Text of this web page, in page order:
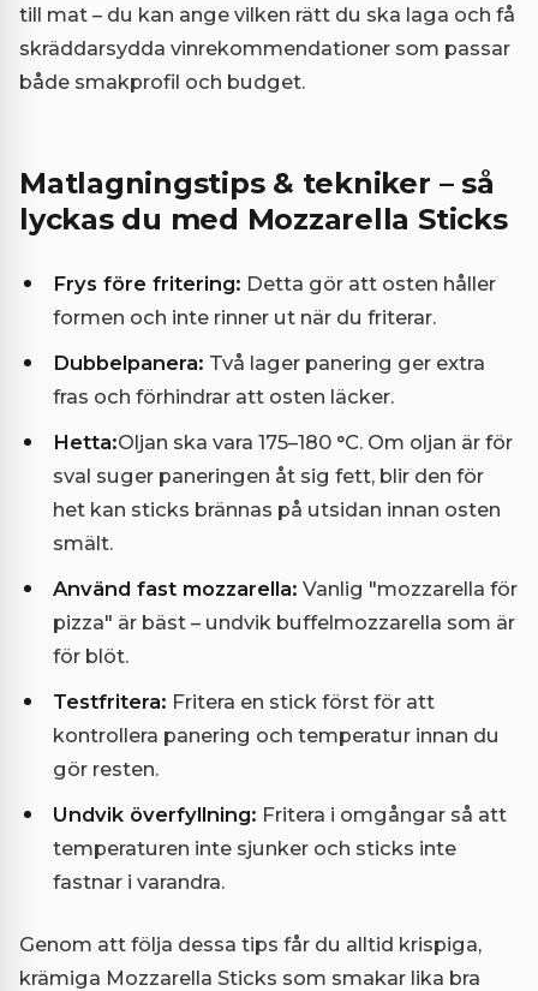
till mat – du kan ange vilken rätt du ska laga och få
skräddarsydda vinrekommendationer som passar
både smakprofil och budget.
Matlagningstips & tekniker – så
lyckas du med Mozzarella Sticks
Frys före fritering: Detta gör att osten håller
formen och inte rinner ut när du friterar.
Dubbelpanera: Två lager panering ger extra
fras och förhindrar att osten läcker.
Hetta:Oljan ska vara 175–180 °C. Om oljan är för
sval suger paneringen åt sig fett, blir den för
het kan sticks brännas på utsidan innan osten
smält.
Använd fast mozzarella: Vanlig "mozzarella för
pizza" är bäst – undvik buffelmozzarella som är
för blöt.
Testfritera: Fritera en stick först för att
kontrollera panering och temperatur innan du
gör resten.
Undvik överfyllning: Fritera i omgångar så att
temperaturen inte sjunker och sticks inte
fastnar i varandra.
Genom att följa dessa tips får du alltid krispiga,
krämiga Mozzarella Sticks som smakar lika bra